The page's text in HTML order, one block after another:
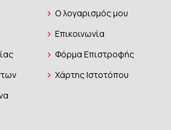
Ο λογαρισμός μου
Επικοινωνία
Φόρμα Επιστροφής
Χάρτης Ιστοτόπου